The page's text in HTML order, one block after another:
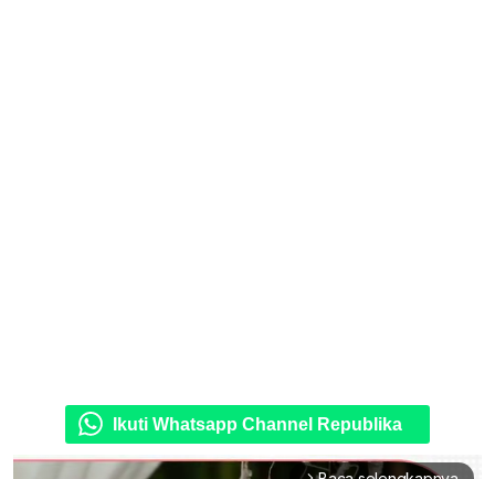
Ikuti Whatsapp Channel Republika